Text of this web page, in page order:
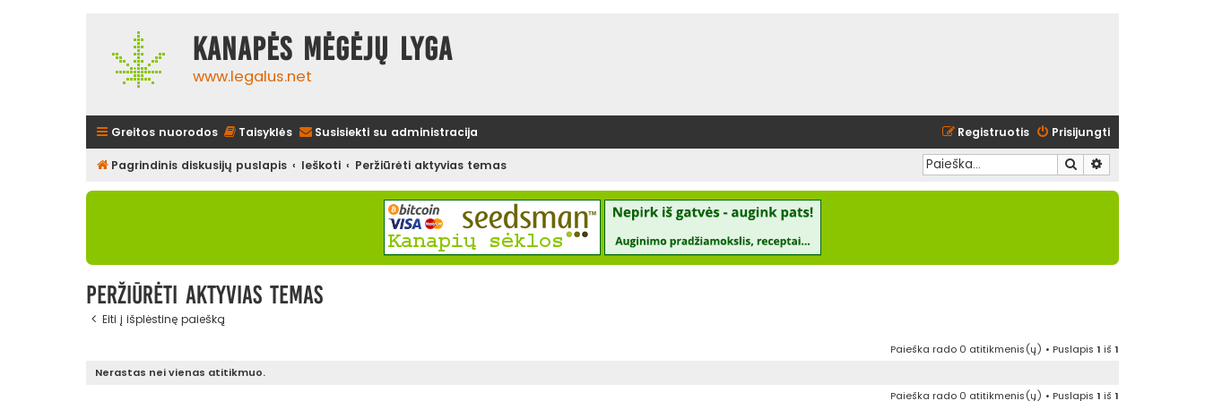
Kanapės mėgėjų lyga
www.legalus.net
Greitos nuorodos Taisyklės Susisiekti su administracija Prisijungti
Registruotis
Pagrindinis diskusijų puslapis Ieškoti Peržiūrėti aktyvias temas Ieškoti
Peržiūrėti aktyvias temas
Eiti į išplėstinę paiešką
Paieška rado 0 atitikmenis(ų) • Puslapis 1 iš 1
Nerastas nei vienas atitikmuo.
Paieška rado 0 atitikmenis(ų) • Puslapis 1 iš 1